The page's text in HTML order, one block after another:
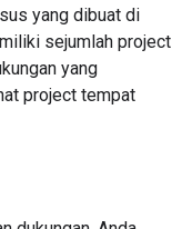
yang dibuat di
sejumlah project
yang
project tempat